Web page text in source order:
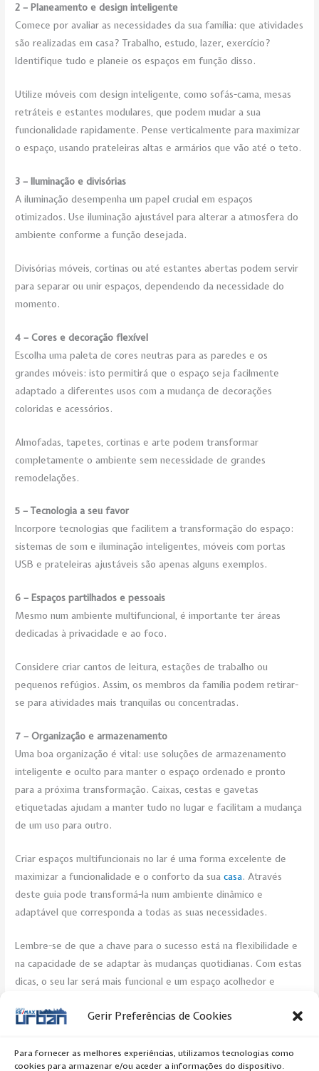
Gerir Preferências de Cookies
Para fornecer as melhores experiências, utilizamos tecnologias como
cookies para armazenar e/ou aceder a informações do dispositivo.
2 – Planeamento e design inteligente
Comece por avaliar as necessidades da sua família: que atividades
são realizadas em casa? Trabalho, estudo, lazer, exercício?
Identifique tudo e planeie os espaços em função disso.
Utilize móveis com design inteligente, como sofás-cama, mesas
retráteis e estantes modulares, que podem mudar a sua
funcionalidade rapidamente. Pense verticalmente para maximizar
o espaço, usando prateleiras altas e armários que vão até o teto.
3 – Iluminação e divisórias
A iluminação desempenha um papel crucial em espaços
otimizados. Use iluminação ajustável para alterar a atmosfera do
ambiente conforme a função desejada.
Divisórias móveis, cortinas ou até estantes abertas podem servir
para separar ou unir espaços, dependendo da necessidade do
momento.
4 – Cores e decoração flexível
Escolha uma paleta de cores neutras para as paredes e os
grandes móveis: isto permitirá que o espaço seja facilmente
adaptado a diferentes usos com a mudança de decorações
coloridas e acessórios.
Almofadas, tapetes, cortinas e arte podem transformar
completamente o ambiente sem necessidade de grandes
remodelações.
5 – Tecnologia a seu favor
Incorpore tecnologias que facilitem a transformação do espaço:
sistemas de som e iluminação inteligentes, móveis com portas
USB e prateleiras ajustáveis são apenas alguns exemplos.
6 – Espaços partilhados e pessoais
Mesmo num ambiente multifuncional, é importante ter áreas
dedicadas à privacidade e ao foco.
Considere criar cantos de leitura, estações de trabalho ou
pequenos refúgios. Assim, os membros da família podem retirar-
se para atividades mais tranquilas ou concentradas.
7 – Organização e armazenamento
Uma boa organização é vital: use soluções de armazenamento
inteligente e oculto para manter o espaço ordenado e pronto
para a próxima transformação. Caixas, cestas e gavetas
etiquetadas ajudam a manter tudo no lugar e facilitam a mudança
de um uso para outro.
Criar espaços multifuncionais no lar é uma forma excelente de
maximizar a funcionalidade e o conforto da suacasa. Através
deste guia pode transformá-la num ambiente dinâmico e
adaptável que corresponda a todas as suas necessidades.
Lembre-se de que a chave para o sucesso está na flexibilidade e
na capacidade de se adaptar às mudanças quotidianas. Com estas
dicas, o seu lar será mais funcional e um espaço acolhedor e